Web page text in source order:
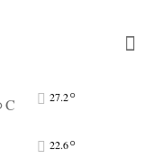
C 27.2°
22.6°